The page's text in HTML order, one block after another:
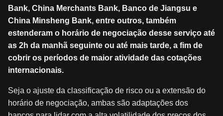
Bank, China Merchants Bank, Banco de Jiangsu e
China Minsheng Bank, entre outros, também
estenderam o horário de negociação desse serviço até
as 2h da manhã seguinte ou até mais tarde, a fim de
cobrir os períodos de maior atividade das cotações
internacionais.
Seja o ajuste da classificação de risco ou a extensão do
horário de negociação, ambas são adaptações dos